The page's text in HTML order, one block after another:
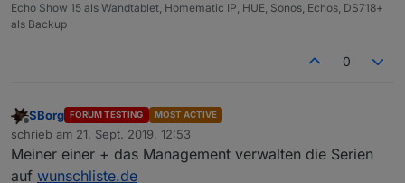
gemeldet wird die neue Warnung auf meiner Startview
Echo Show 15 als Wandtablet, Homematic IP, HUE, Sonos, Echos, DS718+
als Backup
0
Offline
SBorg FORUM TESTING MOST ACTIVE
schrieb am 21. Sept. 2019, 12:53
zuletzt editiert von
Meiner einer + das Management verwalten die Serien
auf wunschliste.de